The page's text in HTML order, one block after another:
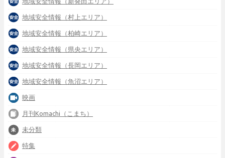
地域安全情報（村上エリア）
地域安全情報（柏崎エリア）
地域安全情報（県央エリア）
地域安全情報（長岡エリア）
地域安全情報（魚沼エリア）
映画
月刊Komachi（こまち）
未分類
特集